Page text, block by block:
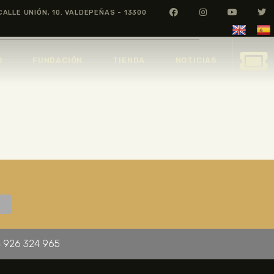
UNIÓN, 10. VALDEPEÑAS - 13300
926 324 965